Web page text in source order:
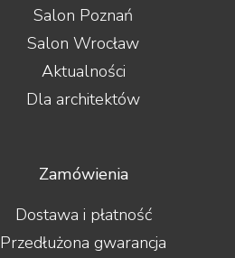
Salon Poznań
Salon Wrocław
Aktualności
Dla architektów
Zamówienia
Dostawa i płatność
Przedłużona gwarancja